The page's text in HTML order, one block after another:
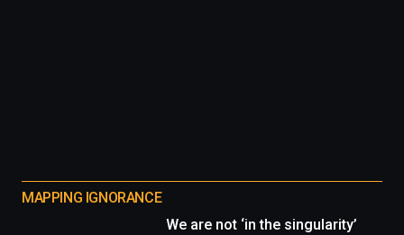
MAPPING IGNORANCE
We are not ‘in the singularity’